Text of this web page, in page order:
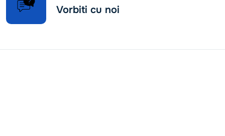
Vorbiti cu noi